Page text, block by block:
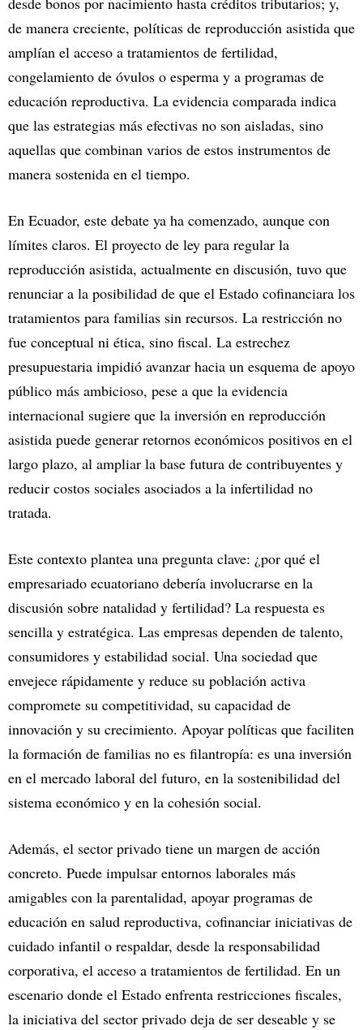
de manera creciente, políticas de reproducción asistida que
amplían el acceso a tratamientos de fertilidad,
congelamiento de óvulos o esperma y a programas de
educación reproductiva. La evidencia comparada indica
que las estrategias más efectivas no son aisladas, sino
aquellas que combinan varios de estos instrumentos de
manera sostenida en el tiempo.
En Ecuador, este debate ya ha comenzado, aunque con
límites claros. El proyecto de ley para regular la
reproducción asistida, actualmente en discusión, tuvo que
renunciar a la posibilidad de que el Estado cofinanciara los
tratamientos para familias sin recursos. La restricción no
fue conceptual ni ética, sino fiscal. La estrechez
presupuestaria impidió avanzar hacia un esquema de apoyo
público más ambicioso, pese a que la evidencia
internacional sugiere que la inversión en reproducción
asistida puede generar retornos económicos positivos en el
largo plazo, al ampliar la base futura de contribuyentes y
reducir costos sociales asociados a la infertilidad no
tratada.
Este contexto plantea una pregunta clave: ¿por qué el
empresariado ecuatoriano debería involucrarse en la
discusión sobre natalidad y fertilidad? La respuesta es
sencilla y estratégica. Las empresas dependen de talento,
consumidores y estabilidad social. Una sociedad que
envejece rápidamente y reduce su población activa
compromete su competitividad, su capacidad de
innovación y su crecimiento. Apoyar políticas que faciliten
la formación de familias no es filantropía: es una inversión
en el mercado laboral del futuro, en la sostenibilidad del
sistema económico y en la cohesión social.
Además, el sector privado tiene un margen de acción
concreto. Puede impulsar entornos laborales más
amigables con la parentalidad, apoyar programas de
educación en salud reproductiva, cofinanciar iniciativas de
cuidado infantil o respaldar, desde la responsabilidad
corporativa, el acceso a tratamientos de fertilidad. En un
escenario donde el Estado enfrenta restricciones fiscales,
la iniciativa del sector privado deja de ser deseable y se